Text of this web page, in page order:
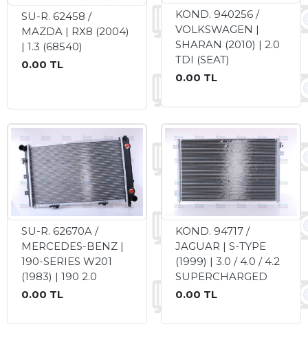
KALORIFER
MOTORLARI
(BLOWERS)
SOĞUTUCULARI
(OIL
COOLERS)
SAYFALAR
SU-R. 62458 /
MAZDA | RX8 (2004)
| 1.3 (68540)
0.00 TL
KOND. 940256 /
VOLKSWAGEN |
SHARAN (2010) | 2.0
TDI (SEAT)
0.00 TL
SU-R. 62670A /
MERCEDES-BENZ |
190-SERIES W201
(1983) | 190 2.0
0.00 TL
KOND. 94717 /
JAGUAR | S-TYPE
(1999) | 3.0 / 4.0 / 4.2
SUPERCHARGED
0.00 TL